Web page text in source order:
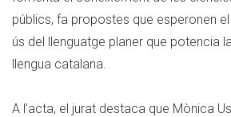
públics, fa propostes que esperonen
ús del llenguatge planer que potencia
llengua catalana.
A l’acta, el jurat destaca que Mònica